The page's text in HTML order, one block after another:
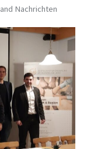
Nachrichten